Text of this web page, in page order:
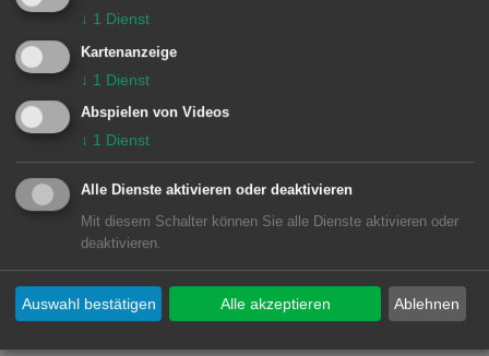
Aalen wurde von Oberbürgermeister
Thilo Rentschler angeführt und hat die
Sportplätze eingeweiht.
Städtepartnerschaften mit der Türkei
kommt eine sehr große Bedeutung zu
und es ist äußerst wichtig die
zwischenmenschlichen Kontakte über
Landesgrenzen hinweg zu pflegen.
Besonders betonte er auch die bereits
↓ 1 Dienst
Kartenanzeige
↓ 1 Dienst
Abspielen von Videos
↓ 1 Dienst
Alle Dienste aktivieren oder deaktivieren
Mit diesem Schalter können Sie alle Dienste aktivieren oder
deaktivieren.
Ablehnen
Auswahl bestätigen Alle akzeptieren